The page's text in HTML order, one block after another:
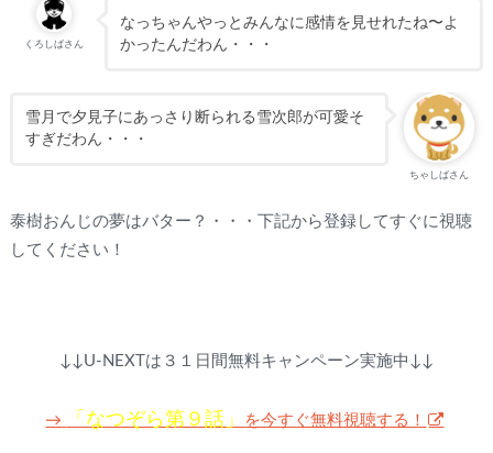
くろしばさん
なっちゃんやっとみんなに感情を見せれたね〜よ
かったんだわん・・・
ちゃしばさん
雪月で夕見子にあっさり断られる雪次郎が可愛そ
すぎだわん・・・
泰樹おんじの夢はバター？・・・下記から登録してすぐに視聴
してください！
↓↓U-NEXTは３１日間無料キャンペーン実施中↓↓
→ 「なつぞら第９話」 を今すぐ無料視聴する！